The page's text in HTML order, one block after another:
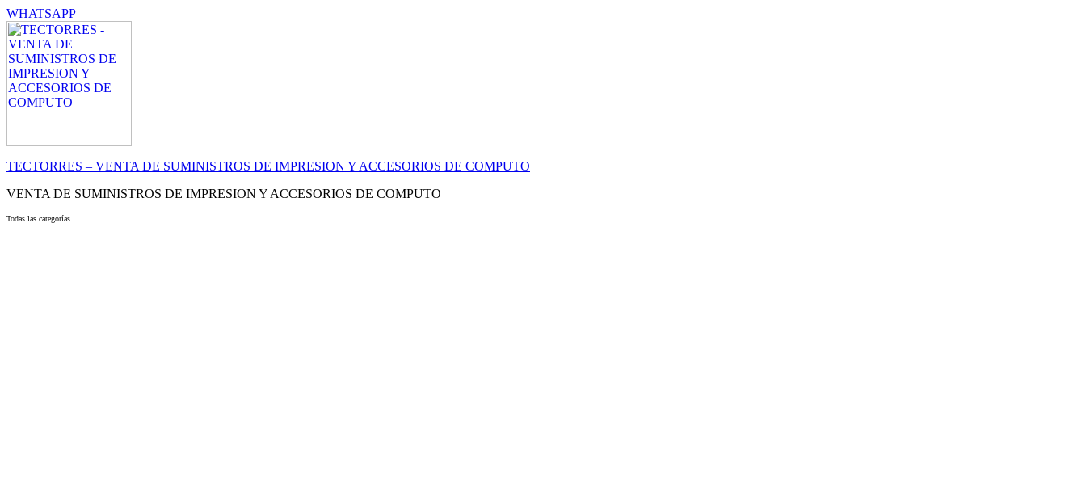
WHATSAPP
TECTORRES – VENTA DE SUMINISTROS DE IMPRESION Y ACCESORIOS DE COMPUTO
VENTA DE SUMINISTROS DE IMPRESION Y ACCESORIOS DE COMPUTO
Todas las categorías